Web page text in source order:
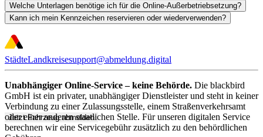
Welche Unterlagen benötige ich für die Online-Außerbetriebsetzung?
Kann ich mein Kennzeichen reservieren oder wiederverwenden?
Jetzt Fahrzeug abmelden
StädteLandkreisesupport@abmeldung.digital
Unabhängiger Online-Service – keine Behörde. Die blackbird
GmbH ist ein privater, unabhängiger Dienstleister und steht in keiner
Verbindung zu einer Zulassungsstelle, einem Straßenverkehrsamt
oder einer anderen staatlichen Stelle. Für unseren digitalen Service
berechnen wir eine Servicegebühr zusätzlich zu den behördlichen